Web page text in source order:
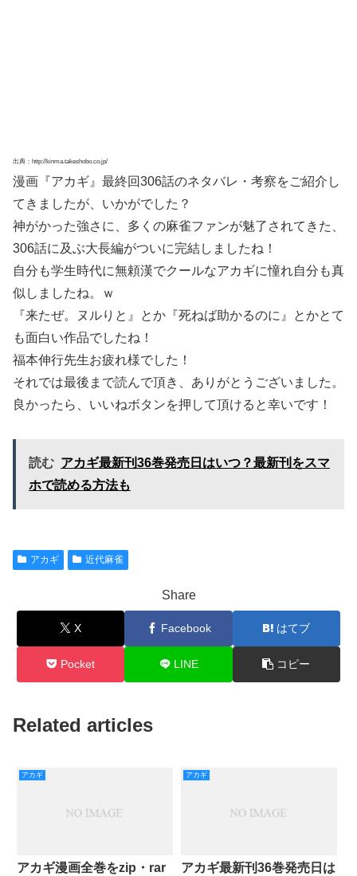
出典：http://kinma.takeshobo.co.jp/
漫画『アカギ』最終回306話のネタバレ・考察をご紹介し
てきましたが、いかがでした？
神がかった強さに、多くの麻雀ファンが魅了されてきた、
306話に及ぶ大長編がついに完結しましたね！
自分も学生時代に無頼漢でクールなアカギに憧れ自分も真
似しましたね。ｗ
『来たぜ。ヌルりと』とか『死ねば助かるのに』とかとて
も面白い作品でしたね！
福本伸行先生お疲れ様でした！
それでは最後まで読んで頂き、ありがとうございました。
良かったら、いいねボタンを押して頂けると幸いです！
読む アカギ最新刊36巻発売日はいつ？最新刊をスマ
ホで読める方法も
アカギ 近代麻雀
Share
X Facebook はてブ
Pocket LINE コピー
Related articles
アカギ
アカギ漫画全巻をzip・rar
アカギ
アカギ最新刊36巻発売日は